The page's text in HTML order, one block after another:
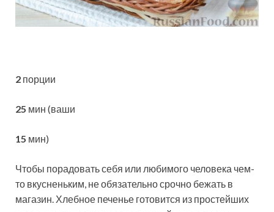
2 порции
25 мин (ваши
15 мин)
Чтобы порадовать себя или любимого человека чем-
то вкусненьким, не обязательно срочно бежать в
магазин. Хлебное печенье готовится из простейших